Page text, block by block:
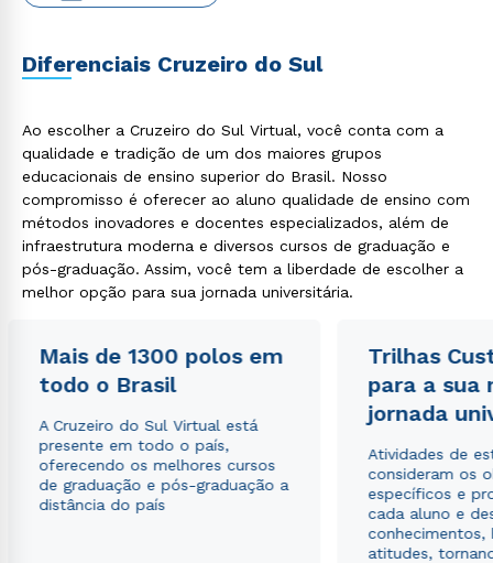
Diferenciais Cruzeiro do Sul
Ao escolher a Cruzeiro do Sul Virtual, você conta com a
qualidade e tradição de um dos maiores grupos
educacionais de ensino superior do Brasil. Nosso
compromisso é oferecer ao aluno qualidade de ensino com
métodos inovadores e docentes especializados, além de
infraestrutura moderna e diversos cursos de graduação e
pós-graduação. Assim, você tem a liberdade de escolher a
melhor opção para sua jornada universitária.
Mais de 1300 polos em
todo o Brasil
A Cruzeiro do Sul Virtual está
presente em todo o país,
oferecendo os melhores cursos
de graduação e pós-graduação a
distância do país
Trilhas
para a sua
jornada
Atividades de
consideram os
específicos e
cada aluno e
conhecimentos,
atitudes,